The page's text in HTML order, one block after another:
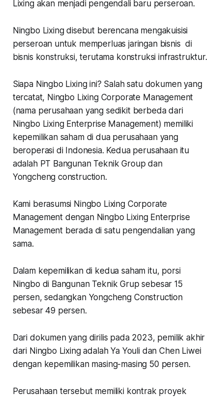
Lixing akan menjadi pengendali baru perseroan.
Ningbo Lixing disebut berencana mengakuisisi
perseroan untuk memperluas jaringan bisnis di
bisnis konstruksi, terutama konstruksi infrastruktur.
Siapa Ningbo Lixing ini? Salah satu dokumen yang
tercatat, Ningbo Lixing Corporate Management
(nama perusahaan yang sedikit berbeda dari
Ningbo Lixing Enterprise Management) memiliki
kepemilikan saham di dua perusahaan yang
beroperasi di Indonesia. Kedua perusahaan itu
adalah PT Bangunan Teknik Group dan
Yongcheng construction.
Kami berasumsi Ningbo Lixing Corporate
Management dengan Ningbo Lixing Enterprise
Management berada di satu pengendalian yang
sama.
Dalam kepemilikan di kedua saham itu, porsi
Ningbo di Bangunan Teknik Grup sebesar 15
persen, sedangkan Yongcheng Construction
sebesar 49 persen.
Dari dokumen yang dirilis pada 2023, pemilik akhir
dari Ningbo Lixing adalah Ya Youli dan Chen Liwei
dengan kepemilikan masing-masing 50 persen.
Perusahaan tersebut memiliki kontrak proyek